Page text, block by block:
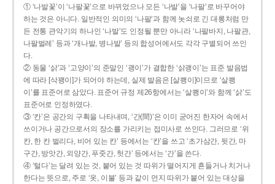
① ‘나발꽃’이 ‘나팔꽃’으로 바뀌었으나 모든 ‘나발’을 ‘나팔’로 바꾸어야
하는 것은 아니다. 일반적인 의미의 ‘나팔’과 함께 놋쇠로 긴 대롱처럼 만
든 전통 관악기의 하나인 ‘나발’도 인정될 뿐만 아니라 ‘나팔바지, 나팔관,
나팔벌레’ 등과 ‘개나발, 병나발’ 등의 합성어에서도 각각 구별되어 쓰인
다.
② 동물 ‘삵’과 ‘고양이’의 준말인 ‘괭이’가 결합한 ‘삵괭이’는 표준 발음법
에 따라 [삭꽹이]가 되어야 하는데, 실제 발음은 [살쾡이]이므로 ‘살쾡
이’를 표준어로 삼았다. 표준어 규정 제26항에서는 ‘살쾡이’와 함께 ‘삵’도
표준어로 인정하였다.
③ ‘칸’은 공간의 구획을 나타내며, ‘간(間)’은 이미 굳어진 한자어 속에서
쓰이거나 공간으로서의 장소를 가리키는 접미사로 쓰인다. 그러므로 ‘위
칸, 한 칸 벌리다, 비어 있는 칸’ 등에서는 ‘칸’을 쓰고 ‘초가삼간, 뒷간, 마
구간, 방앗간, 외양간, 푸줏간, 헛간’ 등에서는 ‘간’을 쓴다.
④ ‘털다’는 달려 있는 것, 붙어 있는 것 따위가 떨어지게 흔들거나 치거나
한다는 뜻으로, 주로 ‘옷, 이불’ 등과 같이 먼지 따위가 붙어 있는 대상을